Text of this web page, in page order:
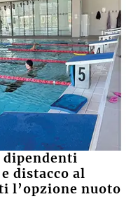
dipendenti
distacco al
l’opzione nuoto